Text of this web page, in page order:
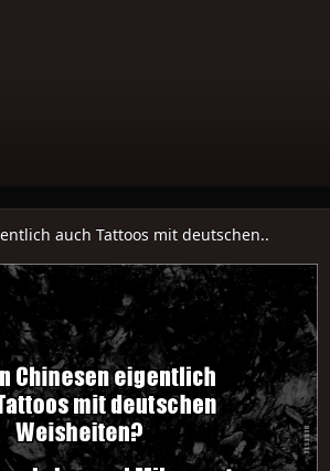
auch Tattoos mit deutschen..